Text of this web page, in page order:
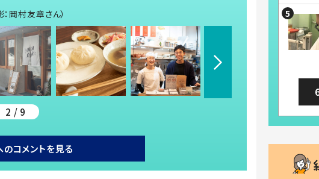
岡村友章さん）
2 / 9
コメントを見る